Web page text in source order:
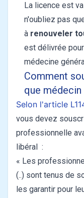
La licence est
n'oubliez pas
à renouveler
est délivrée
médecine
Comment
que
Selon l'article
vous devez
professionnelle
libéral :
« Les
(..) sont tenus de
les garantir pour